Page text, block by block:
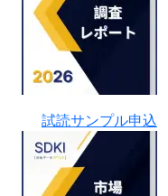
試読サンプル申込